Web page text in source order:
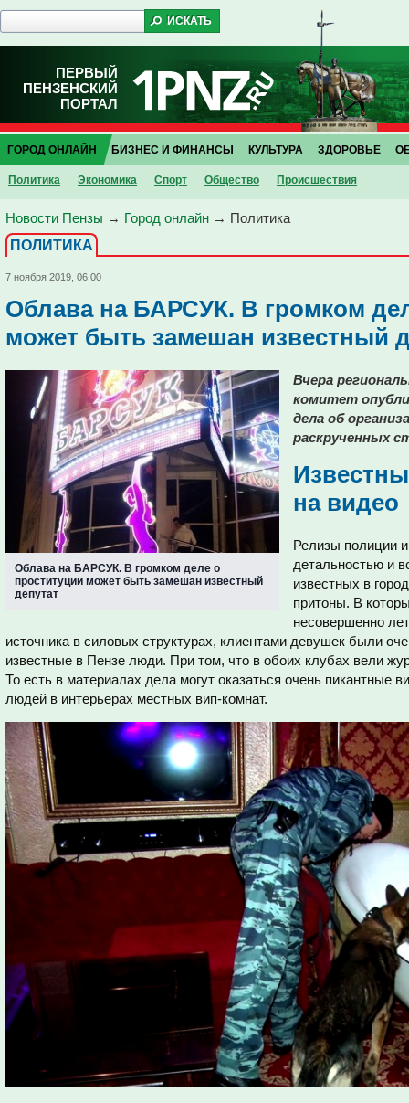
ПЕРВЫЙ
ПЕНЗЕНСКИЙ
ПОРТАЛ
ГОРОД ОНЛАЙН
Политика Экономика Спорт Общество Проиcшествия
БИЗНЕС И ФИНАНСЫ КУЛЬТУРА ЗДОРОВЬЕ
Новости Пензы → Город онлайн → Политика
ПОЛИТИКА
7 ноября 2019, 06:00
Облава на БАРСУК. В громком
может быть замешан известный
Облава на БАРСУК. В громком деле о
проституции может быть замешан известный
депутат
Вчера
комитет
дела об
раскрученных
на видео
Релизы полиции
детальностью и
известных в
притоны. В
несовершенно
источника в силовых структурах, клиентами девушек были
известные в Пензе люди. При том, что в обоих клубах вели
То есть в материалах дела могут оказаться очень пикантные
людей в интерьерах местных вип-комнат.